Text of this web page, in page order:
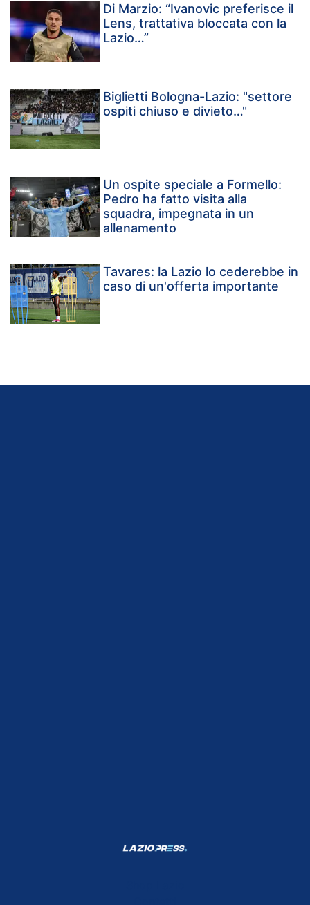
Di Marzio: “Ivanovic preferisce il
Lens, trattativa bloccata con la
Lazio…”
Biglietti Bologna-Lazio: "settore
ospiti chiuso e divieto…"
Un ospite speciale a Formello:
Pedro ha fatto visita alla
squadra, impegnata in un
allenamento
Tavares: la Lazio lo cederebbe in
caso di un'offerta importante